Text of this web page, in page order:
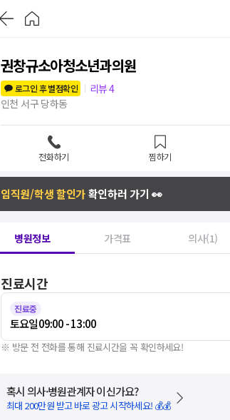
권창규소아청소년과의원
로그인 후 별점확인
리뷰4
인천 서구 당하동
전화하기 찜하기
임직원/학생 할인가확인하러 가기 👀
병원정보 가격표 의사(1)
진료시간
진료중
토요일09:00 - 13:00
※ 방문 전 전화를 통해 진료시간을 꼭 확인하세요!
혹시 의사·병원관계자 이신가요?
최대 200만원 받고 바로 광고 시작하세요! 💰💰